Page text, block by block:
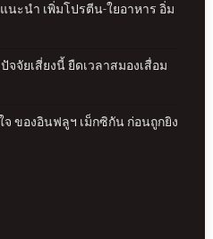
นะนำ เพิ่มโปรตีน-ใยอาหาร อิ่ม
จจัยเสี่ยงนี้ ยืดเวลาสมองเสื่อม
ของอินฟลูฯ เม็กซิกัน ก่อนถูกยิง